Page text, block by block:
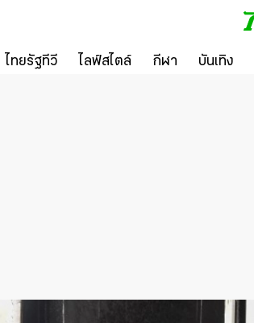
ไทยรัฐทีวี ไลฟ์สไตล์ กีฬา บันเทิง